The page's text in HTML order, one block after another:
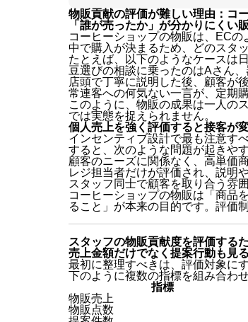
物販貢献の評価が難しい理由：コ
「誰が売ったか」が分かりにくい
コーヒーショップの物販は、EC
中で購入が決まるため、どのスタ
たとえば、以下のようなケースは
豆選びの相談に乗ったのはAさん
店頭で丁寧に説明した後、顧客が
常連客への何気ない一言が、定期
このように、物販の成果は一人の
では実態を捉えられません。
個人売上を強く評価すると接客が
インセンティブ設計で最も注意す
すると、次のような問題が起きや
顧客のニーズに関係なく、高単価
レジ担当者だけが評価され、説明
スタッフ同士で顧客を取り合う雰
コーヒーショップの物販は「商品
ること」が本来の目的です。評価
スタッフの物販貢献度を評価する
売上金額だけでなく提案行動も見る
最初に整理すべきは、評価対象に
下のように複数の指標を組み合わせ
指標
物販売上
物販点数